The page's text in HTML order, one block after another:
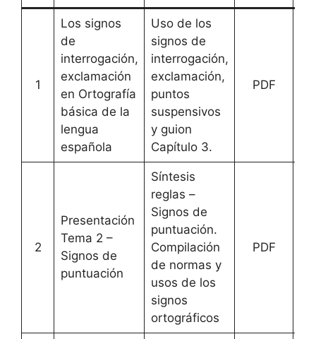
1
Los signos
de
interrogación,
exclamación
en Ortografía
básica de la
lengua
española
Uso de los
signos de
interrogación,
exclamación,
puntos
suspensivos
y guion
Capítulo 3.
PDF
2
Presentación
Tema 2 –
Signos de
puntuación
Síntesis
reglas –
Signos de
puntuación.
Compilación
de normas y
usos de los
signos
ortográficos
PDF